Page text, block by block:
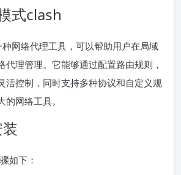
式clash
种网络代理工具，可以帮助用户在局域
代理管理。它能够通过配置路由规则，
活控制，同时支持多种协议和自定义规
网络工具。
如下：